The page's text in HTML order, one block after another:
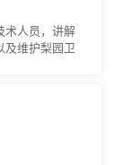
术人员，讲解
及维护梨园卫